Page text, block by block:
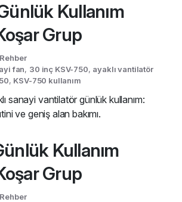
Kullanım
Grup
Rehber
fan, 30 inç KSV-750, ayaklı vantilatör
, KSV-750 kullanım
sanayi vantilatör günlük kullanım:
ve geniş alan bakımı.
Kullanım
Grup
Rehber